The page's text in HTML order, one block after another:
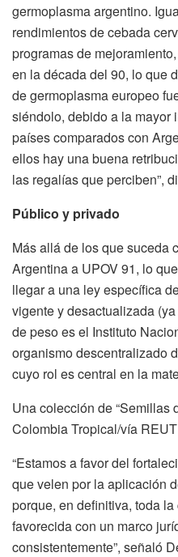
germoplasma argentino.
rendimientos de cebada
programas de
en la década del 90, lo que
de germoplasma europeo
siéndolo, debido a la mayor
países comparados con
ellos hay una buena
las regalías que perciben”,
Público y privado
Más allá de los que suceda
Argentina a UPOV 91, lo
llegar a una ley específica
vigente y desactualizada
de peso es el Instituto
organismo descentralizado
cuyo rol es central en la
Una colección de “Semillas
Colombia Tropical/vía
“Estamos a favor del
que velen por la aplicación
porque, en definitiva, toda
favorecida con un marco
consistentemente”, señaló